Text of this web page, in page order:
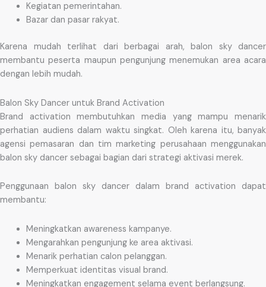
Kegiatan pemerintahan.
Bazar dan pasar rakyat.
Karena mudah terlihat dari berbagai arah, balon sky dancer
membantu peserta maupun pengunjung menemukan area acara
dengan lebih mudah.
Balon Sky Dancer untuk Brand Activation
Brand activation membutuhkan media yang mampu menarik
perhatian audiens dalam waktu singkat. Oleh karena itu, banyak
agensi pemasaran dan tim marketing perusahaan menggunakan
balon sky dancer sebagai bagian dari strategi aktivasi merek.
Penggunaan balon sky dancer dalam brand activation dapat
membantu:
Meningkatkan awareness kampanye.
Mengarahkan pengunjung ke area aktivasi.
Menarik perhatian calon pelanggan.
Memperkuat identitas visual brand.
Meningkatkan engagement selama event berlangsung.